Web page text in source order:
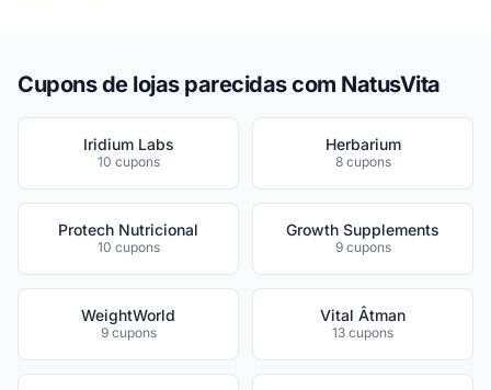
Cupons de lojas parecidas com NatusVita
Iridium Labs
10 cupons
Herbarium
8 cupons
Protech Nutricional
10 cupons
Growth Supplements
9 cupons
WeightWorld
9 cupons
Vital Âtman
13 cupons